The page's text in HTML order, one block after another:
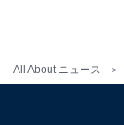
All About ニュース